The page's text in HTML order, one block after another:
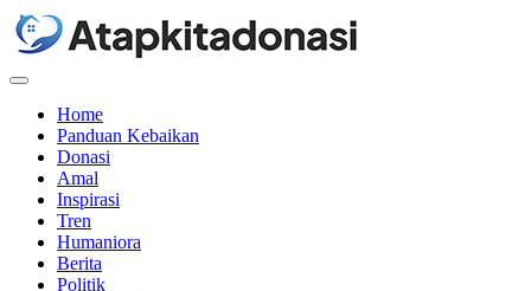
Menu
Home
Panduan Kebaikan
Donasi
Amal
Inspirasi
Tren
Humaniora
Berita
Politik